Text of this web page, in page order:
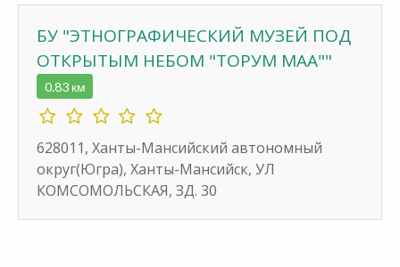
БУ "ЭТНОГРАФИЧЕСКИЙ МУЗЕЙ ПОД
ОТКРЫТЫМ НЕБОМ "ТОРУМ МАА""
0.83 км
628011, Ханты-Мансийский автономный
округ(Югра), Ханты-Мансийск, УЛ
КОМСОМОЛЬСКАЯ, ЗД. 30